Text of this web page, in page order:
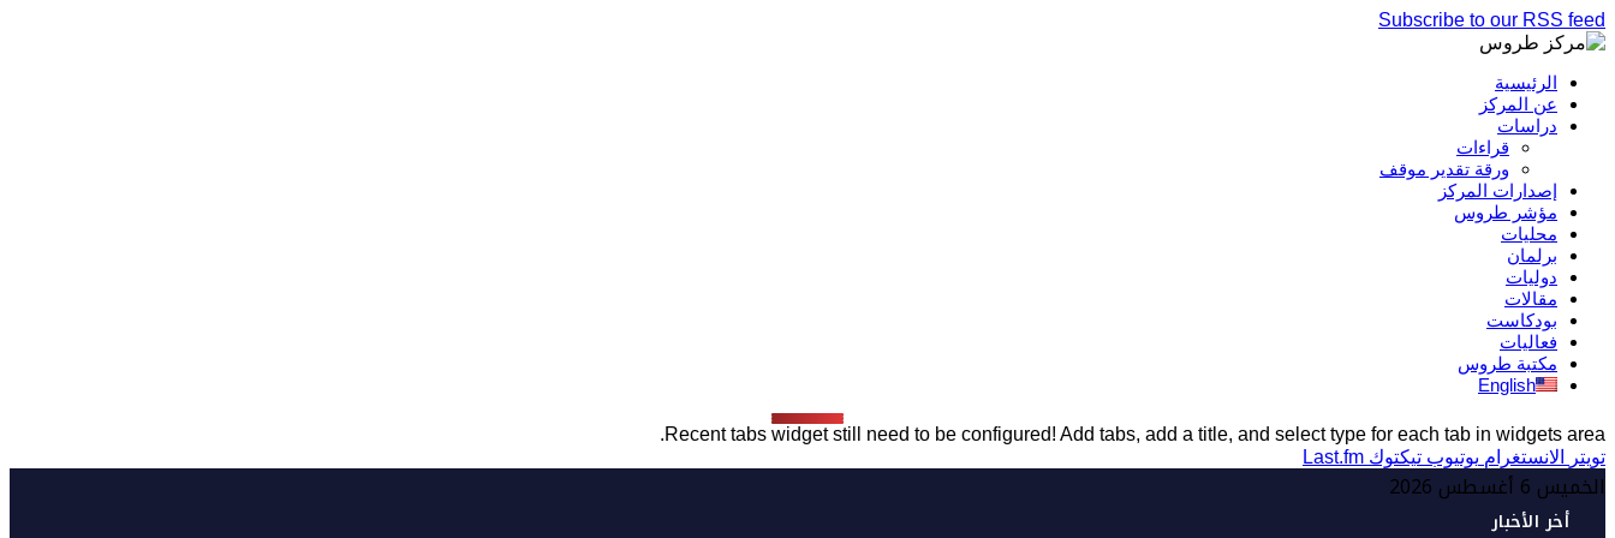
Subscribe to our RSS feed
الرئيسية
عن المركز
دراسات
قراءات
ورقة تقدير موقف
إصدارات المركز
مؤشر طروس
محليات
برلمان
دوليات
مقالات
بودكاست
فعاليات
مكتبة طروس
English
Recent tabs widget still need to be configured! Add tabs, add a title, and select type for each tab in widgets area.
تويتر
الانستغرام يوتيوب تيكتوك Last.fm
الخميس 6 أغسطس 2026
أخر الأخبار